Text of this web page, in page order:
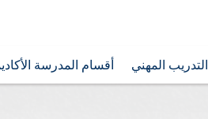
التدريب المهني أقسام المدرسة